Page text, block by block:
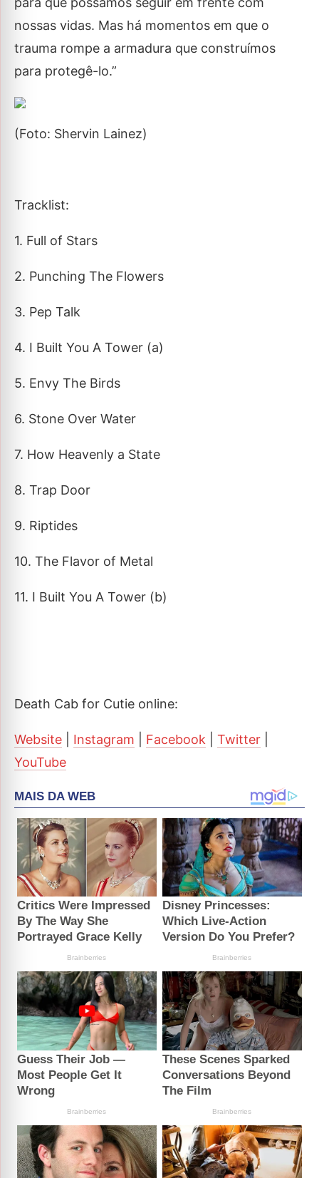
nossas vidas. Mas há momentos em que o
trauma rompe a armadura que construímos
para protegê-lo.”
(Foto: Shervin Lainez)
Tracklist:
1. Full of Stars
2. Punching The Flowers
3. Pep Talk
4. I Built You A Tower (a)
5. Envy The Birds
6. Stone Over Water
7. How Heavenly a State
8. Trap Door
9. Riptides
10. The Flavor of Metal
11. I Built You A Tower (b)
Death Cab for Cutie online:
Website Instagram Facebook Twitter
YouTube